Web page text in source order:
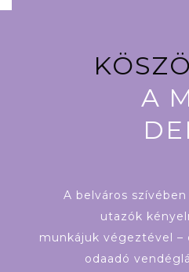
A
A belváros
utazók
munkájuk végeztével –
odaadó